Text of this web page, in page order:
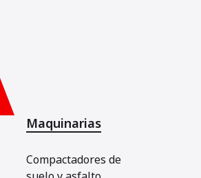
Maquinarias
Compactadores de